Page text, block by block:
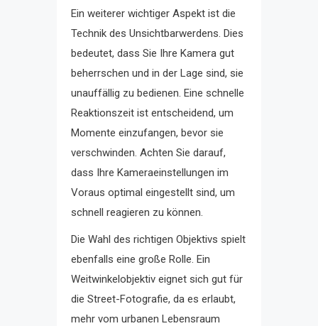
Ein weiterer wichtiger Aspekt ist die
Technik des Unsichtbarwerdens. Dies
bedeutet, dass Sie Ihre Kamera gut
beherrschen und in der Lage sind, sie
unauffällig zu bedienen. Eine schnelle
Reaktionszeit ist entscheidend, um
Momente einzufangen, bevor sie
verschwinden. Achten Sie darauf,
dass Ihre Kameraeinstellungen im
Voraus optimal eingestellt sind, um
schnell reagieren zu können.
Die Wahl des richtigen Objektivs spielt
ebenfalls eine große Rolle. Ein
Weitwinkelobjektiv eignet sich gut für
die Street-Fotografie, da es erlaubt,
mehr vom urbanen Lebensraum